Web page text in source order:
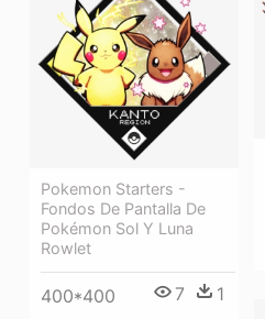
Pokemon Starters -
Fondos De Pantalla De
Pokémon Sol Y Luna
Rowlet
400*400 7 1